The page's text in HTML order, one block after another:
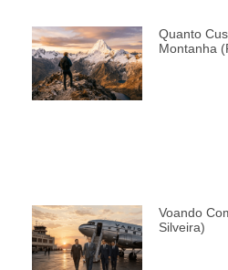
Quanto
Montanha
Voando
Silveira)